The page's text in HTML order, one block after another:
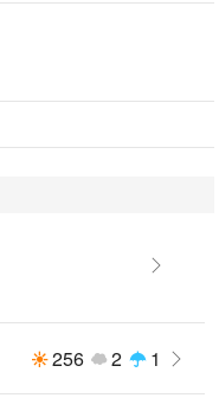
256 2 1